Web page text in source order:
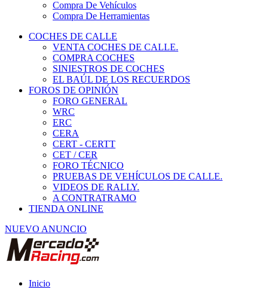
COCHES DE CALLE
VENTA COCHES DE CALLE.
COMPRA COCHES
SINIESTROS DE COCHES
EL BAÚL DE LOS RECUERDOS
FOROS DE OPINIÓN
FORO GENERAL
WRC
ERC
CERA
CERT - CERTT
CET / CER
FORO TÉCNICO
PRUEBAS DE VEHÍCULOS DE CALLE.
VIDEOS DE RALLY.
A CONTRATRAMO
TIENDA ONLINE
NUEVO ANUNCIO
Vehículos de Competición